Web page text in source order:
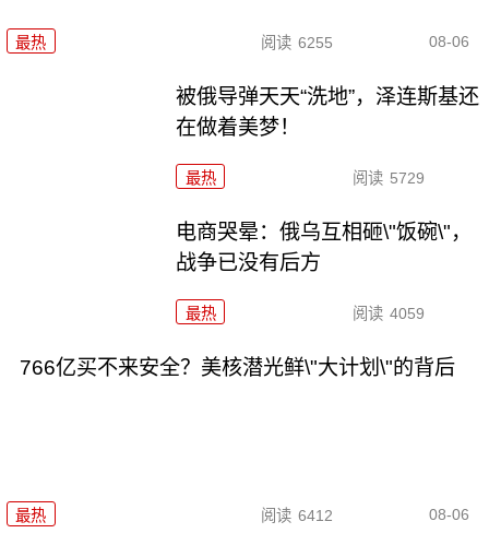
最热 阅读 6255 08-06
被俄导弹天天“洗地”，泽连斯基还
在做着美梦！
最热 阅读 5729
电商哭晕：俄乌互相砸\"饭碗\"，
战争已没有后方
最热 阅读 4059
766亿买不来安全？美核潜光鲜\"大计划\"的背后
最热 阅读 6412 08-06